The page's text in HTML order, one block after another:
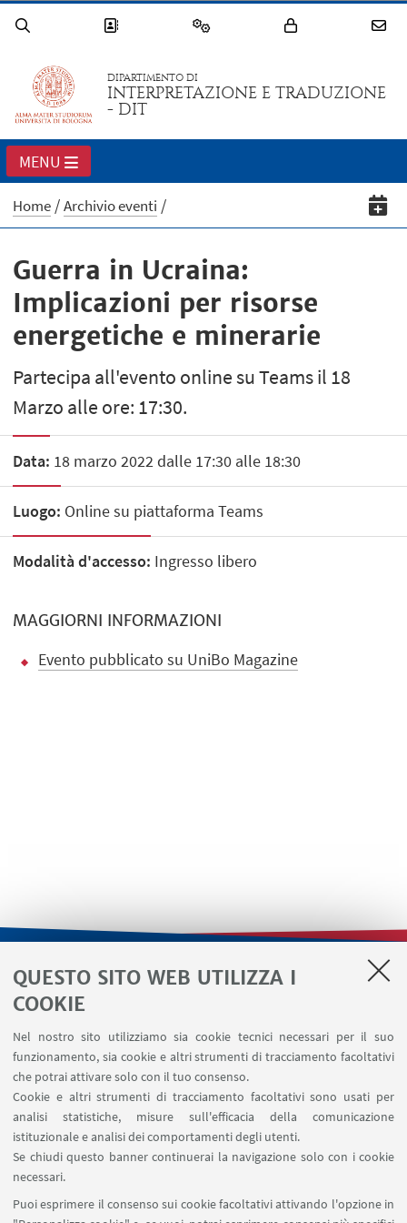
QUESTO SITO WEB UTILIZZA I
COOKIE
Nel nostro sito utilizziamo sia cookie tecnici necessari per il suo
funzionamento, sia cookie e altri strumenti di tracciamento facoltativi
che potrai attivare solo con il tuo consenso.
Cookie e altri strumenti di tracciamento facoltativi sono usati per
analisi statistiche, misure sull'efficacia della comunicazione
istituzionale e analisi dei comportamenti degli utenti.
Se chiudi questo banner continuerai la navigazione solo con i cookie
necessari.
Puoi esprimere il consenso sui cookie facoltativi attivando l'opzione in
DIPARTIMENTO DI
INTERPRETAZIONE E TRADUZIONE
- DIT
MENU
Home Archivio eventi
Guerra in Ucraina:
Implicazioni per risorse
energetiche e minerarie
Partecipa all'evento online su Teams il 18
Marzo alle ore: 17:30.
Data: 18 marzo 2022 dalle 17:30 alle 18:30
Luogo: Online su piattaforma Teams
Modalità d'accesso: Ingresso libero
MAGGIORNI INFORMAZIONI
Evento pubblicato su UniBo Magazine
LINK UTILI
Area riservata
Area DIT
SEGUI IL DIPARTIMENTO SU:
SEGUI UNIBO SU: